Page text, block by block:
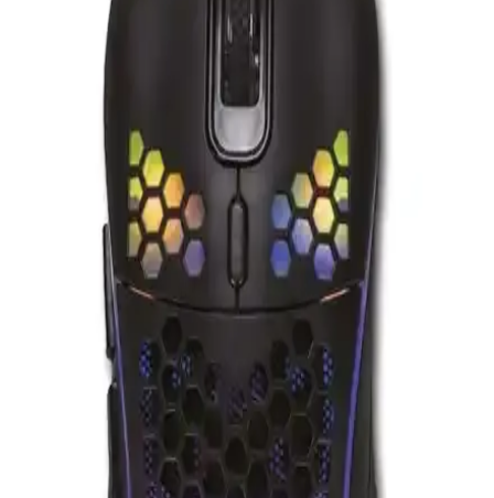
3 Wireless Karşılaştırması
Logitech G Pro X Superlight 2 ve SteelSeries Aerox 3 Wireless,
hafifliği ve performansıyla öne çıkan kablosuz oyuncu mouse'larıdır.
Bu karşılaştırma, her iki ürünün özelliklerini ve kullanıcı yorumlarını
Glorious Model O Kablosuz ve Razer Viper V3
Hyperspeed Karşılaştırması
İki popüler oyuncu mouse'u Glorious Model O Kablosuz ve Razer
Viper V3 Hyperspeed'in özellikleri, kullanıcı yorumları ve
performans karşılaştırmasıyla en uygun seçimi yapın.
Rampage Mistral S45: Yüksek Hassasiyet ve
Dayanıklılık Sunan Oyun Mouse'u
Rampage Mistral S45, yüksek hassasiyet, programlanabilir tuşlar ve
dayanıklı tasarımıyla oyun performansını artıran ideal bir oyuncu
mouse'u. Ergonomik yapısı ve RGB tasarımıyla dikkat çekiyor.
Rampage SMX-G68 ve SMx-R83 Oyuncu Mouse
Karşılaştırması: Özellikler ve Kullanıcı Yorumları